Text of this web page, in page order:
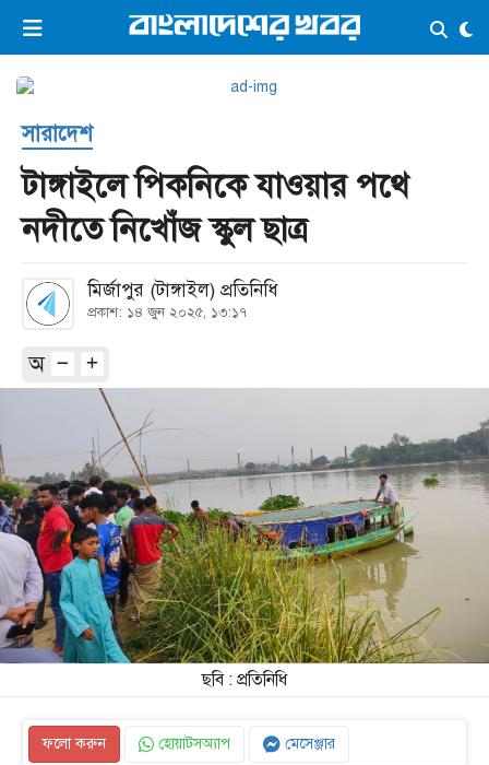
ভিডিও ই-পেপার লগইন ×
প্রচ্ছদ
সর্বশেষ
সব বিভাগ
আর্কাইভ
কনভার্টার
সারাদেশ
টাঙ্গাইলে পিকনিকে যাওয়ার পথে
নদীতে নিখোঁজ স্কুল ছাত্র
মির্জাপুর (টাঙ্গাইল) প্রতিনিধি
প্রকাশ: ১৪ জুন ২০২৫, ১৩:১৭
অ
ছবি : প্রতিনিধি
ফলো করুন হোয়াটসঅ্যাপ মেসেঞ্জার